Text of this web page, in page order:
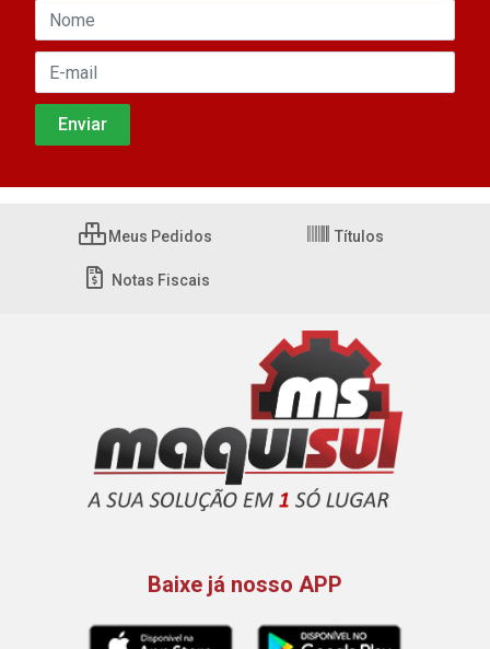
Meus Pedidos Títulos
Notas Fiscais
Baixe já nosso APP